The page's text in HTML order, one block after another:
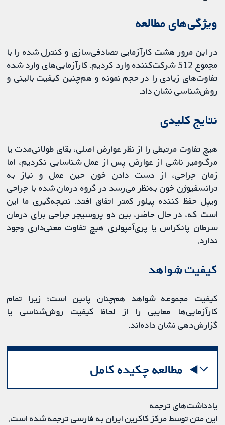
ویژگی‌های مطالعه
در این مرور هشت کارآزمایی تصادفی‌سازی و کنترل شده را با
مجموع 512 شرکت‌کننده وارد کردیم. کارآزمایی‌های وارد شده
تفاوت‌های زیادی را در حجم نمونه و هم‌چنین کیفیت بالینی و
روش‌شناسی نشان داد.
نتایج کلیدی
هیچ تفاوت مرتبطی را از نظر عوارض اصلی، بقای طولانی‌مدت یا
مرگ‌ومیر ناشی از عوارض پس از عمل شناسایی نکردیم، اما
زمان جراحی، از دست دادن خون حین عمل و نیاز به
ترانسفیوژن خون به‌نظر می‌رسد در گروه درمان شده با جراحی
ویپل حفظ کننده پیلور کمتر اتفاق افتد. نتیجه‌گیری ما این
است که، در حال حاضر، بین دو پروسیجر جراحی برای درمان
سرطان پانکراس یا پری‌آمپولری هیچ تفاوت معنی‌داری وجود
ندارد.
کیفیت شواهد
کیفیت مجموعه شواهد هم‌چنان پائین است؛ زیرا تمام
کارآزمایی‌ها معایبی را از لحاظ کیفیت روش‌شناسی یا
گزارش‌دهی نشان داده‌اند.
مطالعه چکیده کامل
یادداشت‌های ترجمه
این متن توسط مرکز کاکرین ایران به فارسی ترجمه شده است.